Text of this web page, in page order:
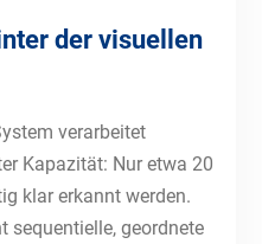
der visuellen
verarbeitet
Kapazität: Nur etwa 20
klar erkannt werden.
sequentielle, geordnete